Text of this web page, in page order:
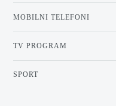
MOBILNI TELEFONI
TV PROGRAM
SPORT